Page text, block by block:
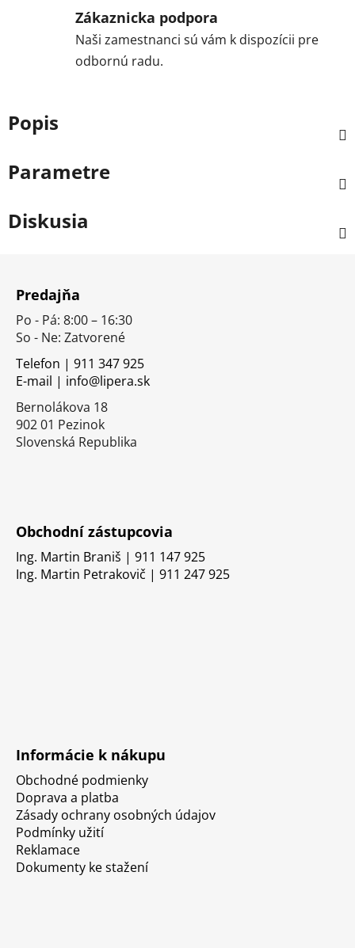
Zákaznicka podpora
Naši zamestnanci sú vám k dispozícii pre
odbornú radu.
Popis
Parametre
Diskusia
Predajňa
Po - Pá: 8:00 – 16:30
So - Ne: Zatvorené
Telefon | 911 347 925
E-mail | info@lipera.sk
Bernolákova 18
902 01 Pezinok
Slovenská Republika
Obchodní zástupcovia
Ing. Martin Braniš | 911 147 925
Ing. Martin Petrakovič | 911 247 925
Informácie k nákupu
Obchodné podmienky
Doprava a platba
Zásady ochrany osobných údajov
Podmínky užití
Reklamace
Dokumenty ke stažení